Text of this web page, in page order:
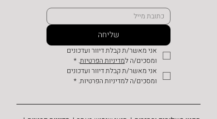
שליחה
ומסכים/ה למדיניות הפרטיות.
*
ומסכים/ה למדיניות הפרטיות. *